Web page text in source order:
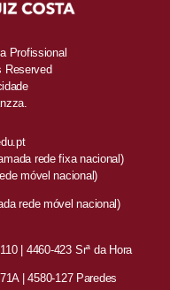
Profissional
Reserved
rede fixa nacional)
móvel nacional)
rede móvel nacional)
| 4460-423 Srª da Hora
| 4580-127 Paredes